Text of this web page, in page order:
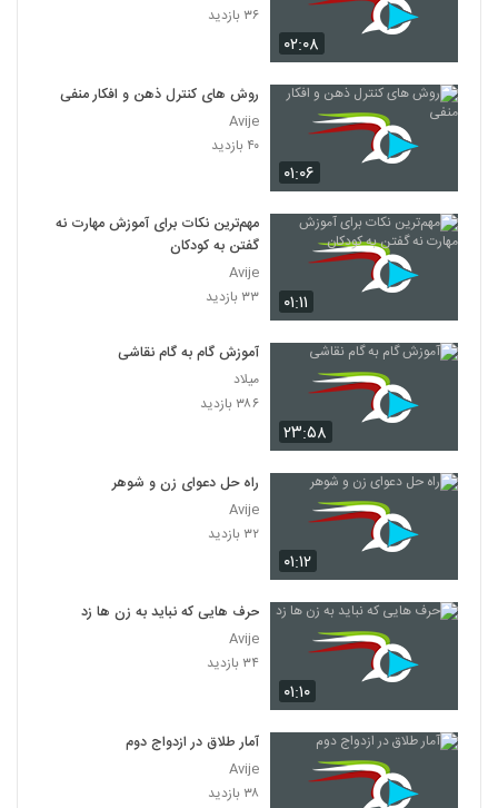
۰۲:۰۸
۳۶ بازدید
۰۱:۰۶
روش های کنترل ذهن و افکار منفی
Avije
۴۰ بازدید
۰۱:۱۱
مهم‌ترین نکات برای آموزش مهارت نه
گفتن به کودکان
Avije
۳۳ بازدید
۲۳:۵۸
آموزش گام به گام نقاشی
میلاد
۳۸۶ بازدید
۰۱:۱۲
راه حل دعوای زن و شوهر
Avije
۳۲ بازدید
۰۱:۱۰
حرف هایی که نباید به زن ها زد
Avije
۳۴ بازدید
آمار طلاق در ازدواج دوم
Avije
۳۸ بازدید